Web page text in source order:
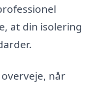
at din isolering
når